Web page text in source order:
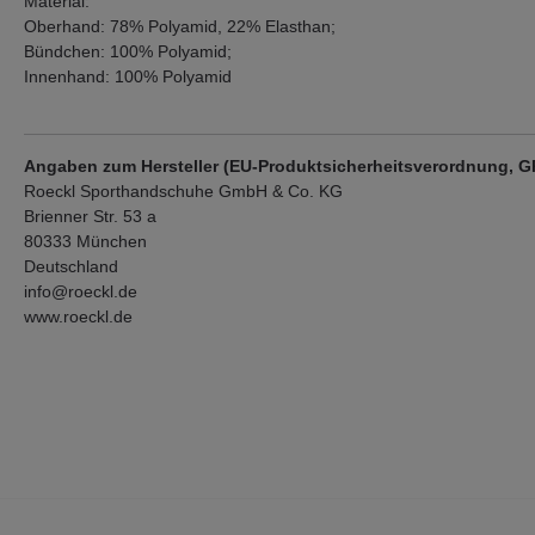
Oberhand: 78% Polyamid, 22% Elasthan;
Bündchen: 100% Polyamid;
Innenhand: 100% Polyamid
Angaben zum Hersteller (EU-Produktsicherheitsverordnung,
Roeckl Sporthandschuhe GmbH & Co. KG
Brienner Str. 53 a
80333 München
Deutschland
info@roeckl.de
www.roeckl.de